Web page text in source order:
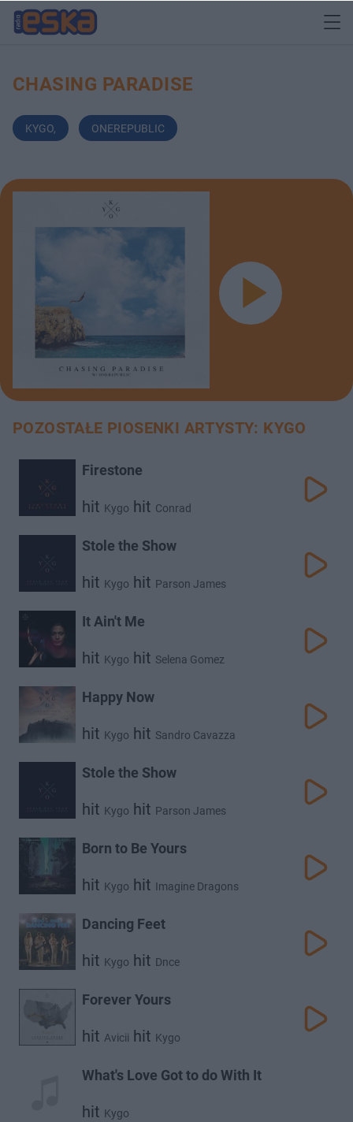
CHASING PARADISE
KYGO, ONEREPUBLIC
POZOSTAŁE PIOSENKI ARTYSTY: KYGO
Firestone
hit Kygo hit Conrad
Stole the Show
hit Kygo hit Parson James
It Ain't Me
hit Kygo hit Selena Gomez
Happy Now
hit Kygo hit Sandro Cavazza
Stole the Show
hit Kygo hit Parson James
Born to Be Yours
hit Kygo hit Imagine Dragons
Dancing Feet
hit Kygo hit Dnce
Forever Yours
hit Avicii hit Kygo
What's Love Got to do With It
hit Kygo